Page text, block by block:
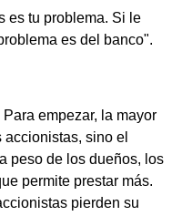
es tu problema. Si le
es del banco".
empezar, la mayor
sino el
peso de los dueños, los
permite prestar más.
pierden su